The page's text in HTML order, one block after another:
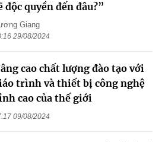
độc quyền đến đâu?”
Giang
29/08/2024
cao chất lượng đào tạo với
trình và thiết bị công nghệ
cao của thế giới
09/08/2024